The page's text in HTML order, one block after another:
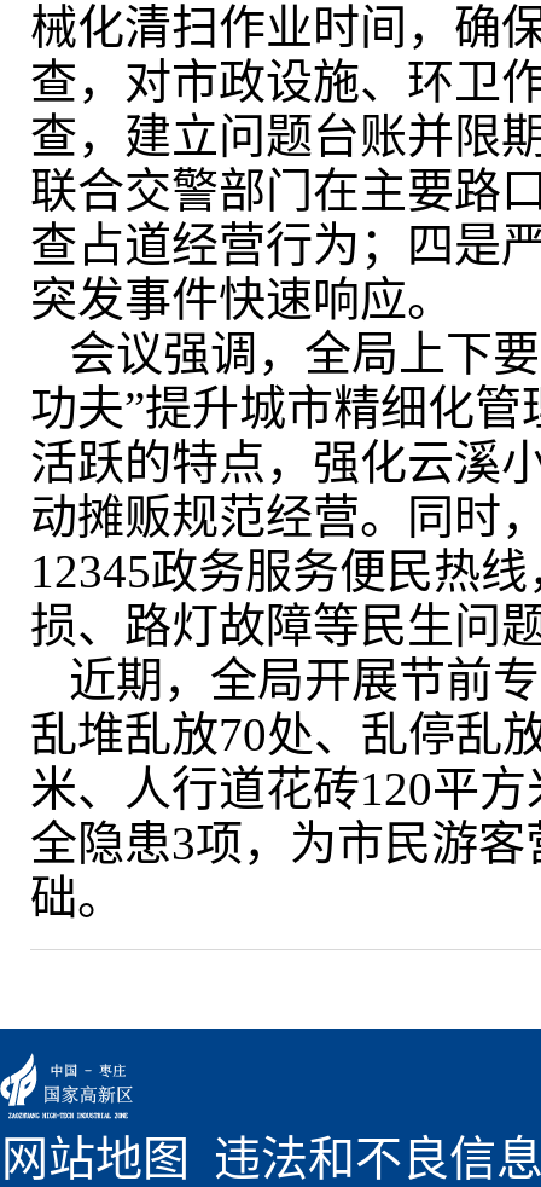
械化清扫作业时间，确
查，对市政设施、环卫
查，建立问题台账并限
联合交警部门在主要路
查占道经营行为；四是
突发事件快速响应。
会议强调，全局上下
功夫”提升城市精细化
活跃的特点，强化云溪
动摊贩规范经营。同时
12345政务服务便民热
损、路灯故障等民生问
近期 ，全局开展节前
乱堆乱放70处、乱停乱
米、人行道花砖120平
全隐患3项，为市民游
础。
网站地图
违法和不良信